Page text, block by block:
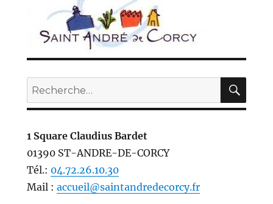
Recherche
pour :
1 Square Claudius Bardet
01390 ST-ANDRE-DE-CORCY
Tél.: 04.72.26.10.30
Mail : accueil@saintandredecorcy.fr